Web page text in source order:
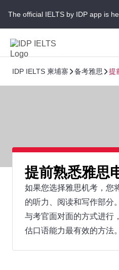
The official IELTS by IDP app is
IDP IELTS 柬埔寨 备考雅思 提
提前熟悉雅思
如果您选择雅思机考，您
的听力、阅读和写作部分
与考官面对面的方式进行
估口语能力最有效的方法。